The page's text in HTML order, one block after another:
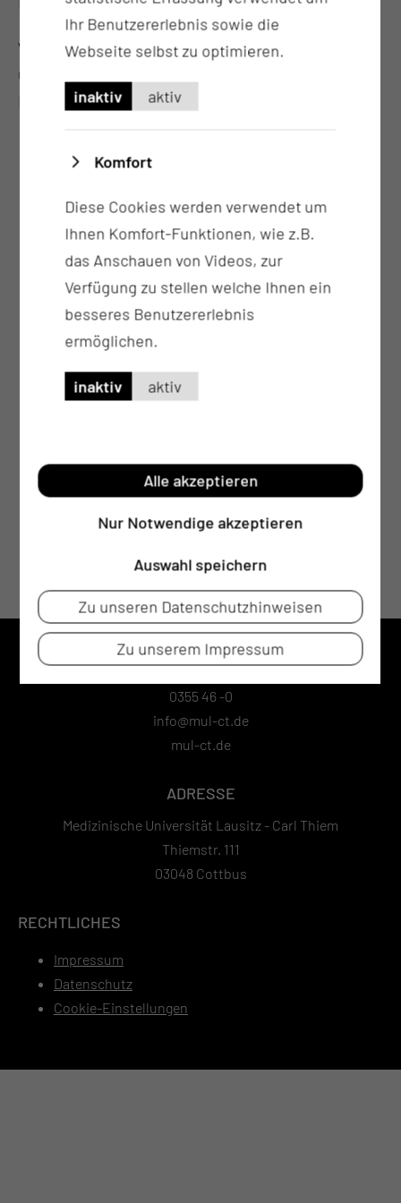
Wir wünschen Merle und ihrer Familie alles Liebe,
Gesundheit und viele wundervolle gemeinsame
Momente!
KONTAKT
0355 46 -0
info@mul-ct.de
mul-ct.de
ADRESSE
Medizinische Universität Lausitz - Carl Thiem
Thiemstr. 111
03048 Cottbus
RECHTLICHES
Impressum
Datenschutz
Cookie-Einstellungen
Ihr Benutzererlebnis sowie die
Webseite selbst zu optimieren.
inaktiv aktiv
Komfort
Diese Cookies werden verwendet um
Ihnen Komfort-Funktionen, wie z.B.
das Anschauen von Videos, zur
Verfügung zu stellen welche Ihnen ein
besseres Benutzererlebnis
ermöglichen.
inaktiv aktiv
Alle akzeptieren
Nur Notwendige akzeptieren
Auswahl speichern
Zu unseren Datenschutzhinweisen
Zu unserem Impressum